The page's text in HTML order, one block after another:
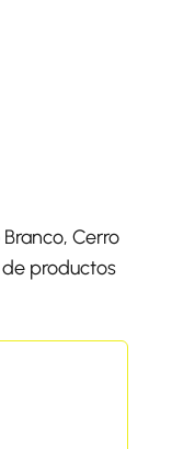
Cerro
productos